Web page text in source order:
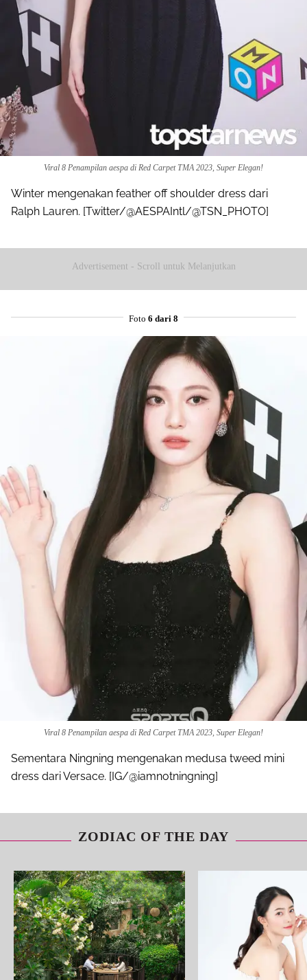
Viral 8 Penampilan aespa di Red Carpet TMA 2023, Super Elegan!
Winter mengenakan feather off shoulder dress dari
Ralph Lauren. [Twitter/@AESPAIntl/@TSN_PHOTO]
Advertisement - Scroll untuk Melanjutkan
Foto 6 dari 8
Viral 8 Penampilan aespa di Red Carpet TMA 2023, Super Elegan!
Sementara Ningning mengenakan medusa tweed mini
dress dari Versace. [IG/@iamnotningning]
ZODIAC OF THE DAY